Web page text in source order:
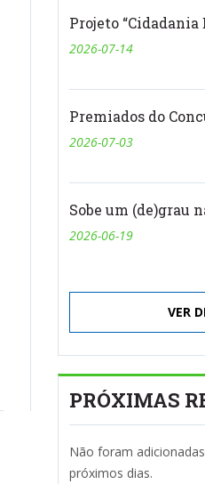
Projeto “Cidadania
2026-07-14
Premiados do
2026-07-03
Sobe um (de)grau
2026-06-19
VER
PRÓXIMAS
Não foram
próximos dias.